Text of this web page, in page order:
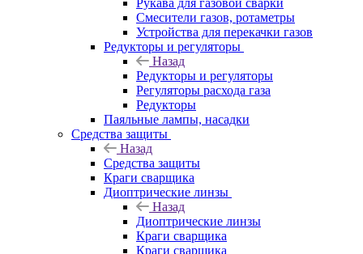
Рукава для газовой сварки
Смесители газов, ротаметры
Устройства для перекачки газов
Редукторы и регуляторы
Назад
Редукторы и регуляторы
Регуляторы расхода газа
Редукторы
Паяльные лампы, насадки
Средства защиты
Назад
Средства защиты
Краги сварщика
Диоптрические линзы
Назад
Диоптрические линзы
Краги сварщика
Краги сварщика